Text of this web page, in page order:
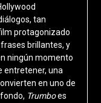
tan
protagonizado
brillantes, y
ningún momento
entretener, una
en uno de
Trumboes